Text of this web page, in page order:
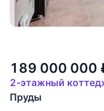
189 000 000
2-этажный
Пруды